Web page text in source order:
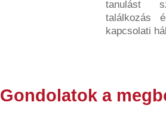
tanulást
találkozás
kapcsolati
Gondolatok a